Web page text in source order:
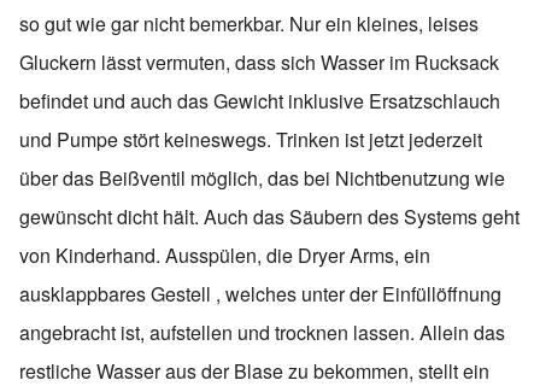
so gut wie gar nicht bemerkbar. Nur ein kleines, leises
Gluckern lässt vermuten, dass sich Wasser im Rucksack
befindet und auch das Gewicht inklusive Ersatzschlauch
und Pumpe stört keineswegs. Trinken ist jetzt jederzeit
über das Beißventil möglich, das bei Nichtbenutzung wie
gewünscht dicht hält. Auch das Säubern des Systems geht
von Kinderhand. Ausspülen, die Dryer Arms, ein
ausklappbares Gestell , welches unter der Einfüllöffnung
angebracht ist, aufstellen und trocknen lassen. Allein das
restliche Wasser aus der Blase zu bekommen, stellt ein